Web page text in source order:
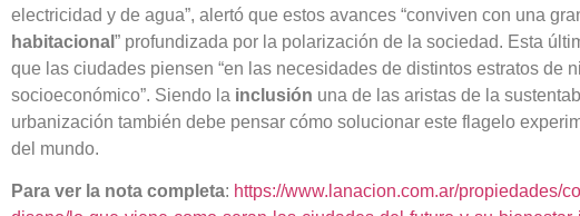
electricidad y de agua”, alertó que estos avances “conviven con una
habitacional ” profundizada por la polarización de la sociedad. Esta
que las ciudades piensen “en las necesidades de distintos estratos de
socioeconómico”. Siendo la inclusión una de las aristas de la
urbanización también debe pensar cómo solucionar este flagelo
del mundo.
Para ver la nota completa: https://www.lanacion.com.ar/propiedades/